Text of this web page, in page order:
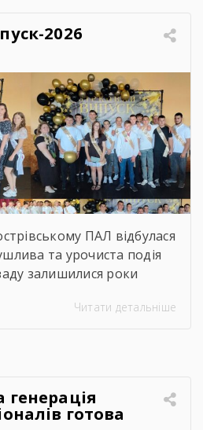
2026
ПАЛ відбулася
та урочиста подія
залишилися роки
та яскравого
для вашого успіху! За
Читати детальніше
генерація
готова